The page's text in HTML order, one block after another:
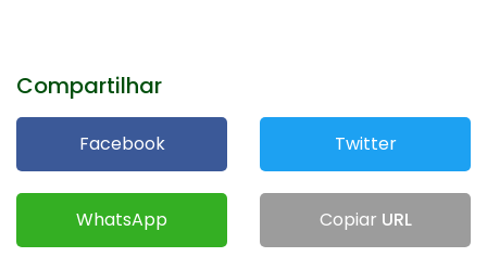
Compartilhar
Facebook Twitter
WhatsApp Copiar URL